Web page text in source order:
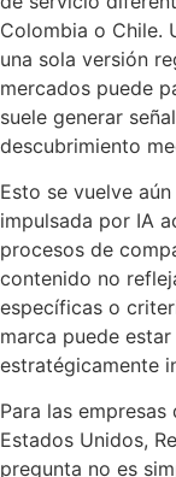
Colombia o Chile.
una sola versión
mercados puede
suele generar
descubrimiento
Esto se vuelve
impulsada por IA
procesos de
contenido no
específicas o
marca puede
estratégicamente
Para las
Estados Unidos,
pregunta no es